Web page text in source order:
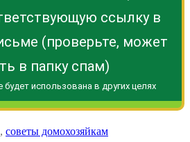
ссылку в
(проверьте, может
в папку спам)
использована в других целях
, советы домохозяйкам